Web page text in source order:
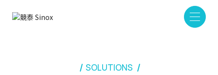
SOLUTIONS